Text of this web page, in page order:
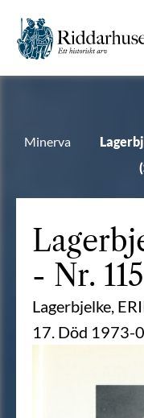
Minerva
- Nr. 115
Lagerbjelke,
17. Död 1973-